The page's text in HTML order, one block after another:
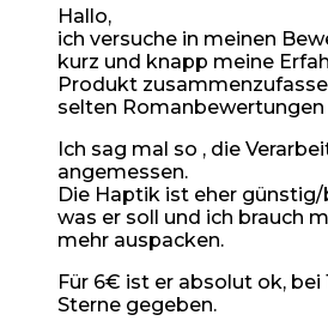
Hallo,
ich versuche in meinen
kurz und knapp meine
Produkt
selten Romanbewertungen
Ich sag mal so , die
angemessen.
Die Haptik ist eher
was er soll und ich brauch
mehr auspacken.
Für 6€ ist er absolut ok, bei
Sterne gegeben.